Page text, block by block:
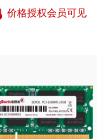
价格授权会员可见